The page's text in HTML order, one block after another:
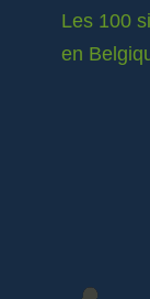
Les 100
en